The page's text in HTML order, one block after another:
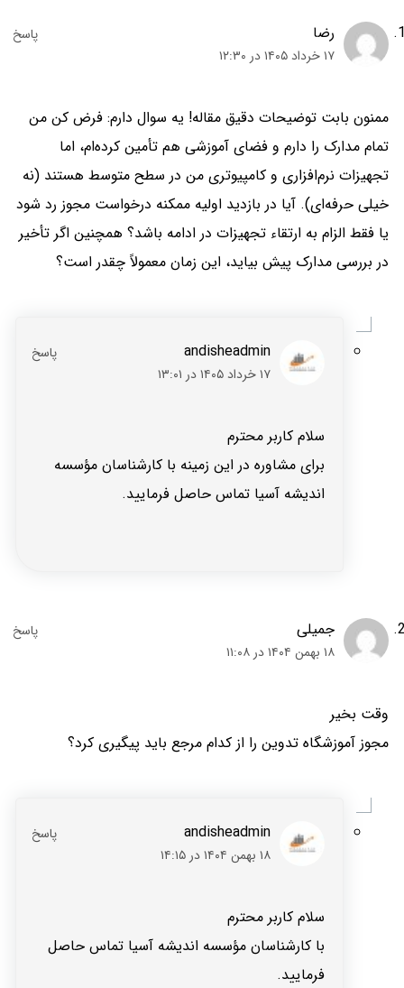
رضا
۱۷ خرداد ۱۴۰۵ در ۱۲:۳۰
ممنون بابت توضیحات دقیق مقاله! یه سوال دارم: فرض کن من
تمام مدارک را دارم و فضای آموزشی هم تأمین کرده‌ام، اما
تجهیزات نرم‌افزاری و کامپیوتری من در سطح متوسط هستند (نه
خیلی حرفه‌ای). آیا در بازدید اولیه ممکنه درخواست مجوز رد شود
یا فقط الزام به ارتقاء تجهیزات در ادامه باشد؟ همچنین اگر تأخیر
در بررسی مدارک پیش بیاید، این زمان معمولاً چقدر است؟
andisheadmin
۱۷ خرداد ۱۴۰۵ در ۱۳:۰۱
سلام کاربر محترم
برای مشاوره در این زمینه با کارشناسان مؤسسه
اندیشه آسیا تماس حاصل فرمایید.
جمیلی
۱۸ بهمن ۱۴۰۴ در ۱۱:۰۸
وقت بخیر
مجوز آموزشگاه تدوین را از کدام مرجع باید پیگیری کرد؟
andisheadmin
۱۸ بهمن ۱۴۰۴ در ۱۴:۱۵
سلام کاربر محترم
با کارشناسان مؤسسه اندیشه آسیا تماس حاصل
فرمایید.